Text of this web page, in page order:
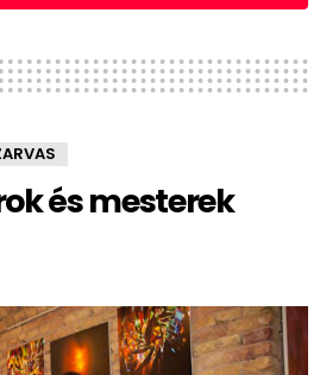
és mesterek